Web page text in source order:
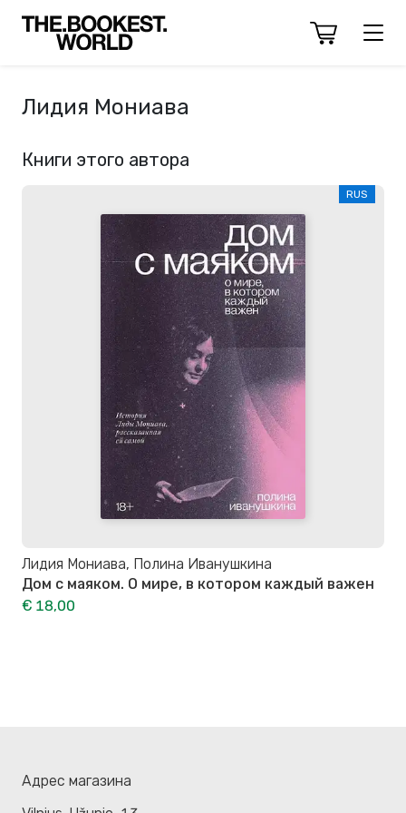
Лидия Мониава
Книги этого автора
RUS
Лидия Мониава, Полина Иванушкина
Дом с маяком. О мире, в котором каждый важен
€ 18,00
Адрес магазина